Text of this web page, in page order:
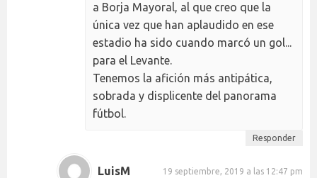
a Borja Mayoral, al que creo que la
única vez que han aplaudido en ese
estadio ha sido cuando marcó un gol...
para el Levante.
Tenemos la afición más antipática,
sobrada y displicente del panorama
fútbol.
Responder
LuisM 19 septiembre, 2019 a las 12:47 pm